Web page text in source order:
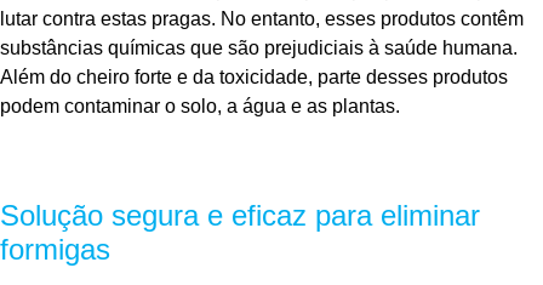
lutar contra estas pragas. No entanto, esses produtos contêm
substâncias químicas que são prejudiciais à saúde humana.
Além do cheiro forte e da toxicidade, parte desses produtos
podem contaminar o solo, a água e as plantas.
Solução segura e eficaz para eliminar
formigas